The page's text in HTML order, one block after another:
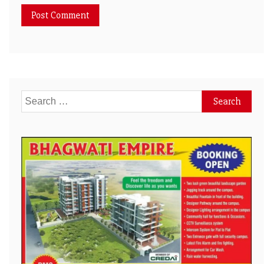
Search
for: